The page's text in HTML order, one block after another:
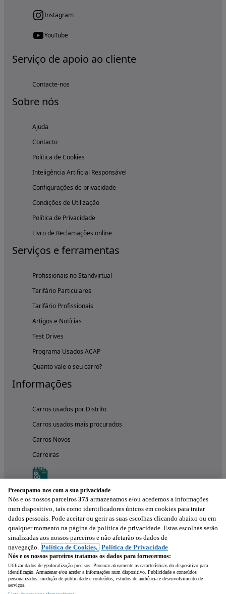
Instagram
YouTube
Serviço de apoio ao cliente
Contacte-nos
Sobre nós
Ajuda
Contacto
Política de Cookies
Inteligência Artificial Responsável
Configurações de privacidade
Condições de Utilização
Política de Privacidade
Livro de Reclamações online
Serviços e ferramentas
Profissionais no Standvirtual
Tarifário Particulares
Tarifário Profissionais
Artigos e Notícias
Test Drives
Programa Usados ACAP
Quanto vale o seu carro?
Informações
Carros usados por Distrito
Carros usados mais procurados
Carros Novos
Carreiras
Experimenta a aplicação
Preocupamo-nos com a sua privacidade
Nós e os nossos parceiros 375 armazenamos e/ou acedemos a informações
num dispositivo, tais como identificadores únicos em cookies para tratar
dados pessoais. Pode aceitar ou gerir as suas escolhas clicando abaixo ou em
qualquer momento na página da política de privacidade. Estas escolhas serão
sinalizadas aos nossos parceiros e não afetarão os dados de
navegação. Política de Cookies, Política de Privacidade
Nós e os nossos parceiros tratamos os dados para fornecermos:
Utilizar dados de geolocalização precisos. Procurar ativamente as características do dispositivo para
identificação. Armazenar e/ou aceder a informações num dispositivo. Publicidade e conteúdos
personalizados, medição de publicidade e conteúdos, estudos de audiência e desenvolvimento de
serviços.